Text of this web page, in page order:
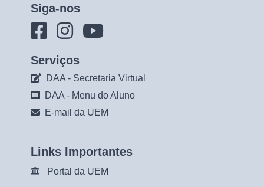
Siga-nos
Serviços
DAA - Secretaria Virtual
DAA - Menu do Aluno
E-mail da UEM
Links Importantes
Portal da UEM